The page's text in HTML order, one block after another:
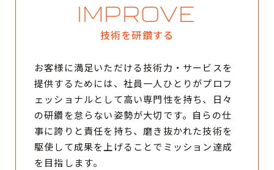
IMPROVE
技術を研鑽する
お客様に満足いただける技術力・サービスを
提供するためには、社員一人ひとりがプロフ
ェッショナルとして高い専門性を持ち、日々
の研鑽を怠らない姿勢が大切です。自らの仕
事に誇りと責任を持ち、磨き抜かれた技術を
駆使して成果を上げることでミッション達成
を目指します。